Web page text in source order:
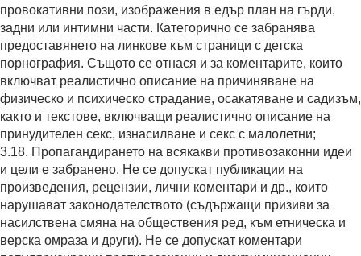
провокативни пози, изображения в едър план на гърди,
задни или интимни части. Категорично се забранява
предоставянето на линкове към страници с детска
порнография. Същото се отнася и за коментарите, които
включват реалистично описание на причиняване на
физическо и психическо страдание, осакатяване и садизъм,
както и текстове, включващи реалистично описание на
принудителен секс, изнасилване и секс с малолетни;
3.18. Пропагандирането на всякакви противозаконни идеи
и цели е забранено. Не се допускат публикации на
произведения, рецензии, лични коментари и др., които
нарушават законодателството (съдържащи призиви за
насилствена смяна на обществения ред, към етническа и
верска омраза и други). Не се допускат коментари